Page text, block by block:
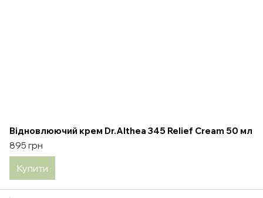
Відновлюючий крем Dr.Althea 345 Relief Cream 50 мл
895 грн
Купити